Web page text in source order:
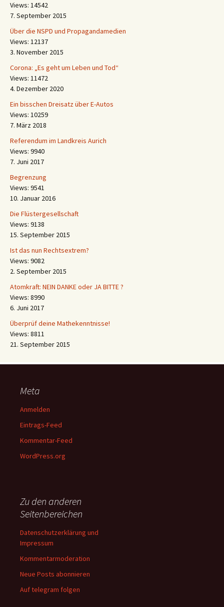
Views: 14542
7. September 2015
Über die NSPD und Propagandamedien
Views: 12137
3. November 2015
Corona: „Es geht um Leben und Tod“
Views: 11472
4. Dezember 2020
Ein bisschen Dreisatz über E-Autos
Views: 10259
7. März 2018
Referendum im Landkreis Aurich
Views: 9940
7. Juni 2017
Begrenzung
Views: 9541
10. Januar 2016
Die Flüstergesellschaft
Views: 9138
15. September 2015
Ist das nun Rechtsextrem?
Views: 9082
2. September 2015
Atomkraft: NEIN DANKE oder JA BITTE ?
Views: 8990
6. Juni 2017
Überprüf deine Mathekenntnisse!
Views: 8811
21. September 2015
Meta
Anmelden
Eintrags-Feed
Kommentar-Feed
WordPress.org
Zu den anderen
Seitenbereichen
Datenschutzerklärung und
Impressum
Kommentarmoderation
Neue Posts abonnieren
Auf telegram folgen